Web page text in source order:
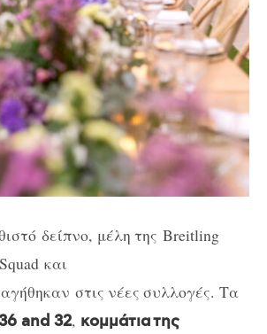
δείπνο, μέλη της Breitling
και
στις νέες συλλογές. Τα
and 32, κομμάτιατης